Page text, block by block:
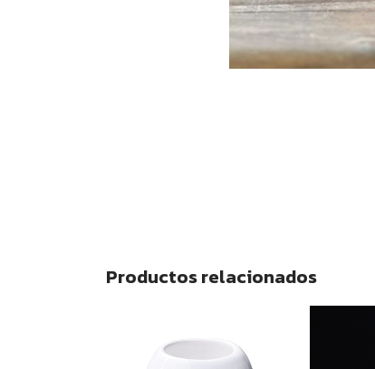
Productos relacionados